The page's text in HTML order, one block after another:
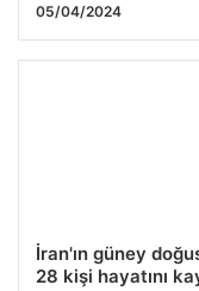
05/04/2024
İran'ın güney
28 kişi hayatını